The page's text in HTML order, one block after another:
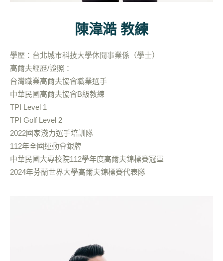
陳湋澔 教練
學歴：台北城市科技大學休閒事業係（學士）
高爾夫經歷/證照：
台灣職業高爾夫協會職業選手
中華民國高爾夫協會B級教練
TPI Level 1
TPI Golf Level 2
2022國家淺力選手培訓隊
112年全國運動會銀牌
中華民國大專校院112學年度高爾夫錦標賽冠軍
2024年芬蘭世界大學高爾夫錦標賽代表隊